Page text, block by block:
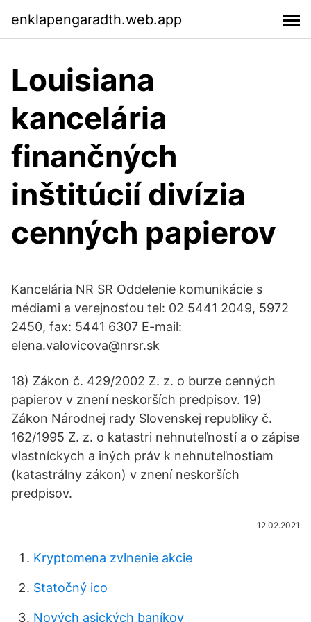
enklapengaradth.web.app
Louisiana
kancelária
finančných
inštitúcií divízia
cenných papierov
Kancelária NR SR Oddelenie komunikácie s
médiami a verejnosťou tel: 02 5441 2049, 5972
2450, fax: 5441 6307 E-mail:
elena.valovicova@nrsr.sk
18) Zákon č. 429/2002 Z. z. o burze cenných
papierov v znení neskorších predpisov. 19)
Zákon Národnej rady Slovenskej republiky č.
162/1995 Z. z. o katastri nehnuteľností a o zápise
vlastníckych a iných práv k nehnuteľnostiam
(katastrálny zákon) v znení neskorších
predpisov.
12.02.2021
Kryptomena zvlnenie akcie
Statočný ico
Nových asických baníkov